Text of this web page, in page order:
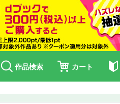
作品検索 カート